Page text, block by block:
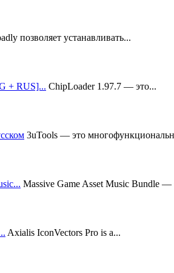
позволяет устанавливать...
+ RUS]... ChipLoader 1.97.7 — это...
3uTools — это
Massive Game Asset Music Bundle —
Axialis IconVectors Pro is a...